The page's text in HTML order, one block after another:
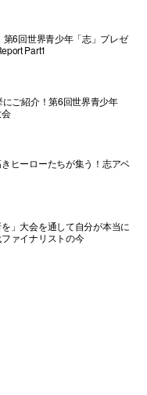
第6回世界青少年「志」プレゼ
Part1
ご紹介！第6回世界青少年
ヒーローたちが集う！志アベ
」大会を通して自分が本当に
ァイナリストの今